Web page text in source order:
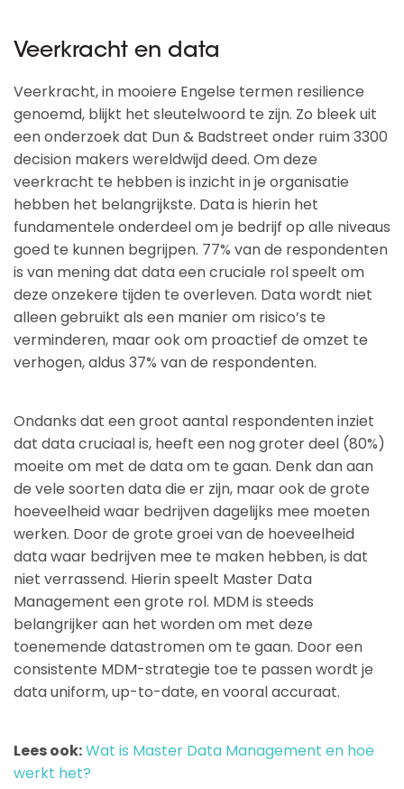
Veerkracht en data
Veerkracht, in mooiere Engelse termen resilience
genoemd, blijkt het sleutelwoord te zijn. Zo bleek uit
een onderzoek dat Dun & Badstreet onder ruim 3300
decision makers wereldwijd deed. Om deze
veerkracht te hebben is inzicht in je organisatie
hebben het belangrijkste. Data is hierin het
fundamentele onderdeel om je bedrijf op alle niveaus
goed te kunnen begrijpen. 77% van de respondenten
is van mening dat data een cruciale rol speelt om
deze onzekere tijden te overleven. Data wordt niet
alleen gebruikt als een manier om risico’s te
verminderen, maar ook om proactief de omzet te
verhogen, aldus 37% van de respondenten.
Ondanks dat een groot aantal respondenten inziet
dat data cruciaal is, heeft een nog groter deel (80%)
moeite om met de data om te gaan. Denk dan aan
de vele soorten data die er zijn, maar ook de grote
hoeveelheid waar bedrijven dagelijks mee moeten
werken. Door de grote groei van de hoeveelheid
data waar bedrijven mee te maken hebben, is dat
niet verrassend. Hierin speelt Master Data
Management een grote rol. MDM is steeds
belangrijker aan het worden om met deze
toenemende datastromen om te gaan. Door een
consistente MDM-strategie toe te passen wordt je
data uniform, up-to-date, en vooral accuraat.
Lees ook:Wat is Master Data Management en hoe
werkt het?